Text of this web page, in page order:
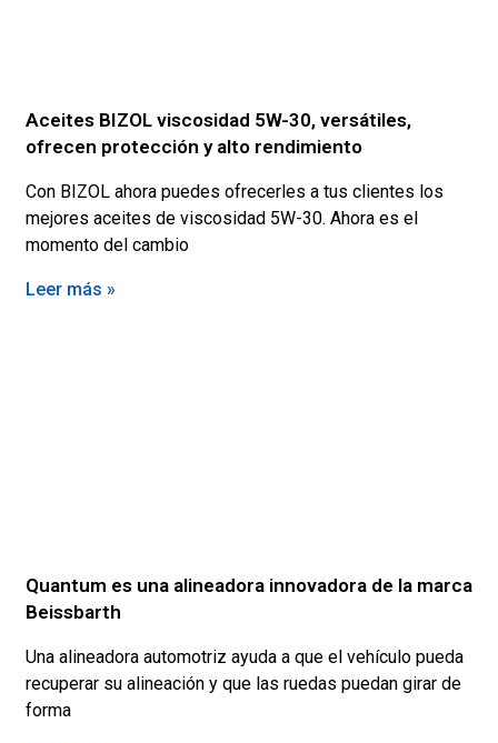
Aceites BIZOL viscosidad 5W-30, versátiles,
ofrecen protección y alto rendimiento
Con BIZOL ahora puedes ofrecerles a tus clientes los
mejores aceites de viscosidad 5W-30. Ahora es el
momento del cambio
Leer más »
Quantum es una alineadora innovadora de la marca
Beissbarth
Una alineadora automotriz ayuda a que el vehículo pueda
recuperar su alineación y que las ruedas puedan girar de
forma